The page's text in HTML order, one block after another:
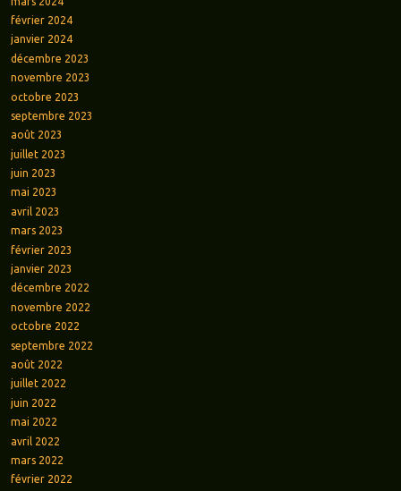
février 2024
janvier 2024
décembre 2023
novembre 2023
octobre 2023
septembre 2023
août 2023
juillet 2023
juin 2023
mai 2023
avril 2023
mars 2023
février 2023
janvier 2023
décembre 2022
novembre 2022
octobre 2022
septembre 2022
août 2022
juillet 2022
juin 2022
mai 2022
avril 2022
mars 2022
février 2022